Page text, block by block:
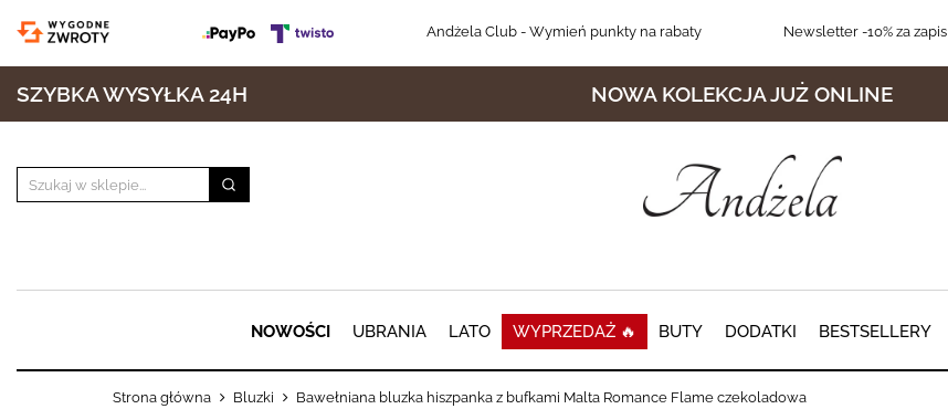
Andżela Club- Wymień punkty na rabaty Newsletter-10% za zapis
SZYBKA WYSYŁKA 24H NOWA KOLEKCJA JUŻ ONLINE
NOWOŚCI UBRANIA LATO WYPRZEDAŻ 🔥 BUTY DODATKI BESTSELLERY
Strona główna Bluzki Bawełniana bluzka hiszpanka z bufkami Malta Romance Flame czekoladowa